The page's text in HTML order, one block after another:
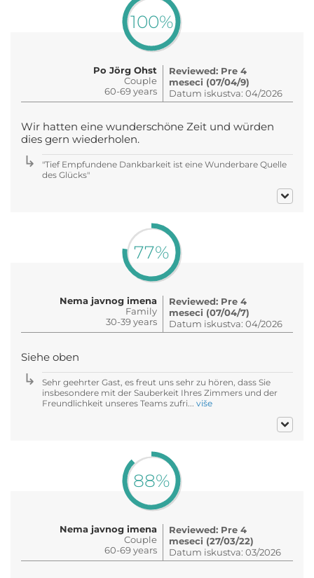
100%
Po Jörg Ohst
Couple
60-69 years
Reviewed: Pre 4
meseci (07/04/9)
Datum iskustva: 04/2026
Wir hatten eine wunderschöne Zeit und würden
dies gern wiederholen.
"Tief Empfundene Dankbarkeit ist eine Wunderbare Quelle
des Glücks"
77%
Nema javnog imena
Family
30-39 years
Reviewed: Pre 4
meseci (07/04/7)
Datum iskustva: 04/2026
Siehe oben
Sehr geehrter Gast, es freut uns sehr zu hören, dass Sie
insbesondere mit der Sauberkeit Ihres Zimmers und der
Freundlichkeit unseres Teams zufri... više
88%
Nema javnog imena
Couple
60-69 years
Reviewed: Pre 4
meseci (27/03/22)
Datum iskustva: 03/2026